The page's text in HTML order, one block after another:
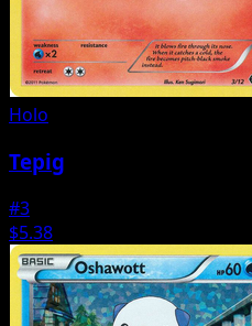
Holo
Tepig
#3
$5.38